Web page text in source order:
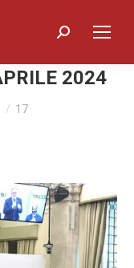
Search:
2024
17